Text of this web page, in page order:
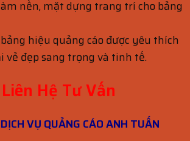
nền, mặt dựng trang trí cho bảng
hiệu quảng cáo được yêu thích
vẻ đẹp sang trọng và tinh tế.
Hệ Tư Vấn
VỤ QUẢNG CÁO ANH TUẤN